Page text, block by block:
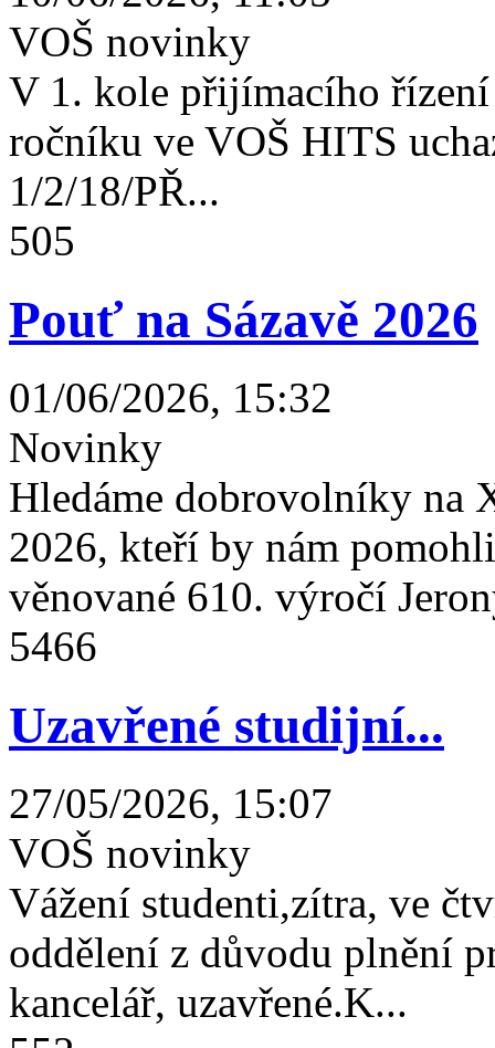
VOŠ novinky
V 1. kole přijímacího
ročníku ve VOŠ HITS
1/2/18/PŘ...
505
Pouť na Sázavě 2026
01/06/2026, 15:32
Novinky
Hledáme dobrovolníky na
2026, kteří by nám
věnované 610. výročí
5466
Uzavřené studijní...
27/05/2026, 15:07
VOŠ novinky
Vážení studenti,zítra, ve
oddělení z důvodu plnění
kancelář, uzavřené.K...